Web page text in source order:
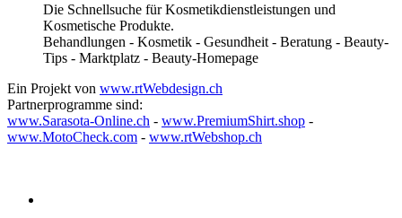
Die Schnellsuche für Kosmetikdienstleistungen und
Kosmetische Produkte.
Behandlungen - Kosmetik - Gesundheit - Beratung - Beauty-
Tips - Marktplatz - Beauty-Homepage
Ein Projekt von www.rtWebdesign.ch
Partnerprogramme sind:
www.Sarasota-Online.ch - www.PremiumShirt.shop -
www.MotoCheck.com - www.rtWebshop.ch